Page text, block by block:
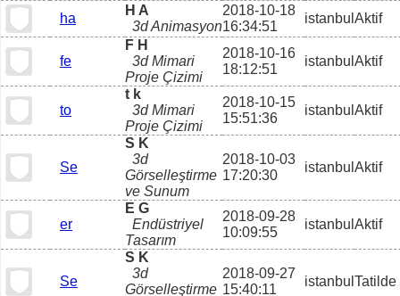
ha
H A
3d Animasyon
2018-10-18
16:34:51
istanbul Aktif
fe
F H
3d Mimari
Proje Çizimi
2018-10-16
18:12:51
istanbul Aktif
to
t k
3d Mimari
Proje Çizimi
2018-10-15
15:51:36
istanbul Aktif
Se
S K
3d
Görselleştirme
ve Sunum
2018-10-03
17:20:30
istanbul Aktif
er
E G
Endüstriyel
Tasarım
2018-09-28
10:09:55
istanbul Aktif
Se
S K
3d
Görselleştirme
2018-09-27
15:40:11
istanbul Tatilde